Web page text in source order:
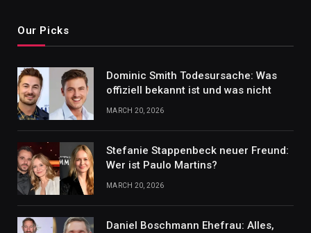
Our Picks
Dominic Smith Todesursache: Was
offiziell bekannt ist und was nicht
MARCH 20, 2026
Stefanie Stappenbeck neuer Freund:
Wer ist Paulo Martins?
MARCH 20, 2026
Daniel Boschmann Ehefrau: Alles,